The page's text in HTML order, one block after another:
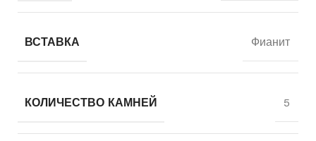
ВСТАВКА Фианит
КОЛИЧЕСТВО КАМНЕЙ 5